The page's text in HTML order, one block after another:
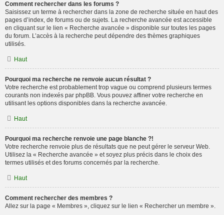
Comment rechercher dans les forums ?
Saisissez un terme à rechercher dans la zone de recherche située en haut des
pages d’index, de forums ou de sujets. La recherche avancée est accessible
en cliquant sur le lien « Recherche avancée » disponible sur toutes les pages
du forum. L’accès à la recherche peut dépendre des thèmes graphiques
utilisés.
Haut
Pourquoi ma recherche ne renvoie aucun résultat ?
Votre recherche est probablement trop vague ou comprend plusieurs termes
courants non indexés par phpBB. Vous pouvez affiner votre recherche en
utilisant les options disponibles dans la recherche avancée.
Haut
Pourquoi ma recherche renvoie une page blanche ?!
Votre recherche renvoie plus de résultats que ne peut gérer le serveur Web.
Utilisez la « Recherche avancée » et soyez plus précis dans le choix des
termes utilisés et des forums concernés par la recherche.
Haut
Comment rechercher des membres ?
Allez sur la page « Membres », cliquez sur le lien « Rechercher un membre ».